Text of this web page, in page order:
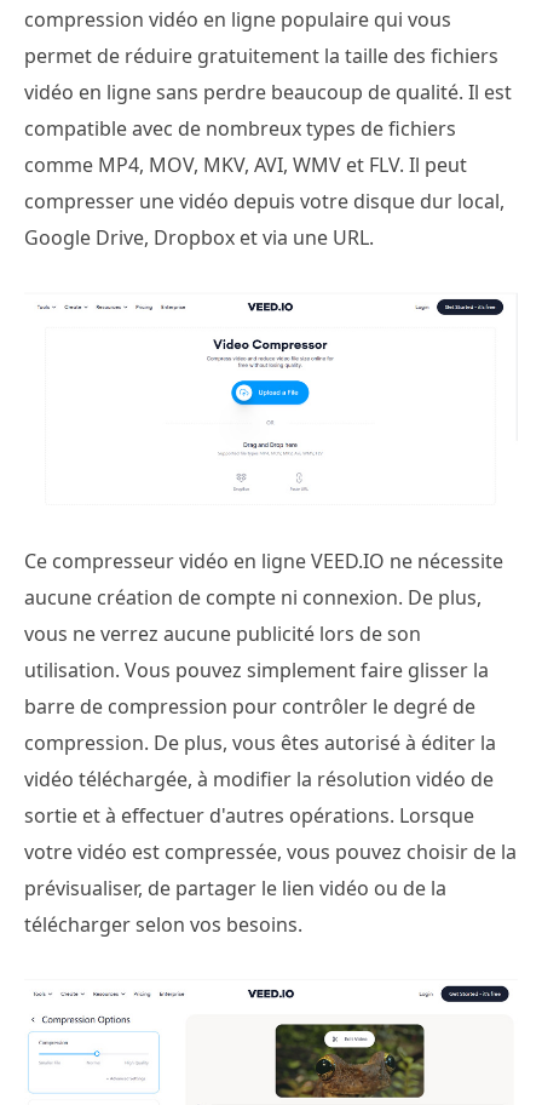
compression vidéo en ligne populaire qui vous
permet de réduire gratuitement la taille des fichiers
vidéo en ligne sans perdre beaucoup de qualité. Il est
compatible avec de nombreux types de fichiers
comme MP4, MOV, MKV, AVI, WMV et FLV. Il peut
compresser une vidéo depuis votre disque dur local,
Google Drive, Dropbox et via une URL.
Ce compresseur vidéo en ligne VEED.IO ne nécessite
aucune création de compte ni connexion. De plus,
vous ne verrez aucune publicité lors de son
utilisation. Vous pouvez simplement faire glisser la
barre de compression pour contrôler le degré de
compression. De plus, vous êtes autorisé à éditer la
vidéo téléchargée, à modifier la résolution vidéo de
sortie et à effectuer d'autres opérations. Lorsque
votre vidéo est compressée, vous pouvez choisir de la
prévisualiser, de partager le lien vidéo ou de la
télécharger selon vos besoins.